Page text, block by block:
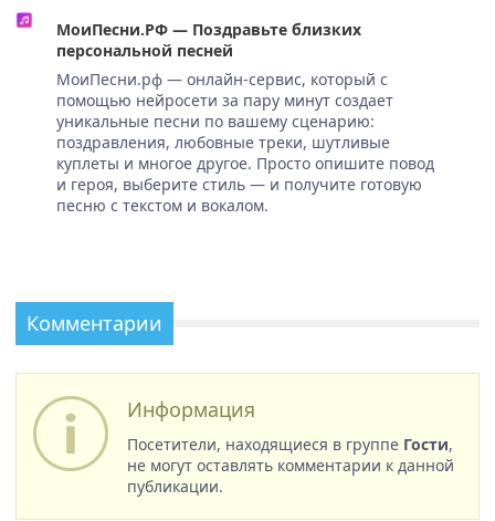
МоиПесни.РФ — Поздравьте близких
персональной песней
МоиПесни.рф — онлайн-сервис, который с
помощью нейросети за пару минут создает
уникальные песни по вашему сценарию:
поздравления, любовные треки, шутливые
куплеты и многое другое. Просто опишите повод
и героя, выберите стиль — и получите готовую
песню с текстом и вокалом.
Комментарии
Информация
Посетители, находящиеся в группе Гости,
не могут оставлять комментарии к данной
публикации.